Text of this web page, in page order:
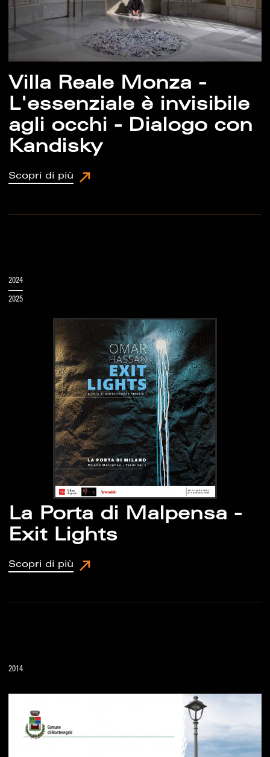
Villa Reale Monza -
L'essenziale è invisibile
agli occhi - Dialogo con
Kandisky
Scopri di più
2024
2025
La Porta di Malpensa -
Exit Lights
Scopri di più
2014